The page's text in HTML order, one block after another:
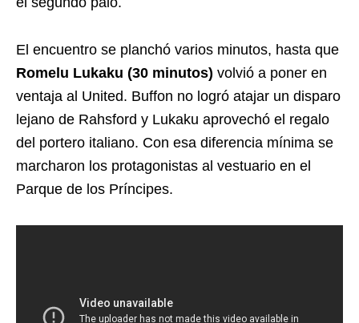
El encuentro se planchó varios minutos, hasta que
Romelu Lukaku (30 minutos) volvió a poner en
ventaja al United. Buffon no logró atajar un disparo
lejano de Rahsford y Lukaku aprovechó el regalo
del portero italiano. Con esa diferencia mínima se
marcharon los protagonistas al vestuario en el
Parque de los Príncipes.